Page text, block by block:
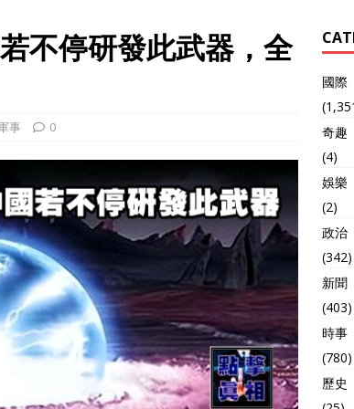
不停研發此武器，全
事 0
國際
奇趣
(4)
娛樂
(2)
政治
(342)
新聞
(403)
時事
(780)
歷史